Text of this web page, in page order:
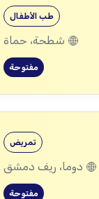
طب الأطفال
شطحة، حماة
مفتوحة
تمريض
دوما، ريف دمشق
مفتوحة